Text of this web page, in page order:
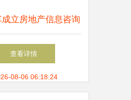
立房地产信息咨询
方回应 为肇庆工厂
运营提供支持
查看详情
08-06 06:18:24